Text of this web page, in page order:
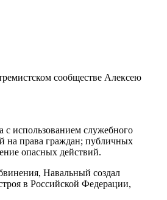
сообществе Алексею
с использованием служебного
на права граждан; публичных
опасных действий.
Навальный создал
в Российской Федерации,